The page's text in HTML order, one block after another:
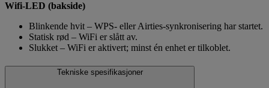
Wifi-LED (bakside)
Blinkende hvit – WPS- eller Airties-synkronisering har startet.
Statisk rød – WiFi er slått av.
Slukket – WiFi er aktivert; minst én enhet er tilkoblet.
Tekniske spesifikasjoner